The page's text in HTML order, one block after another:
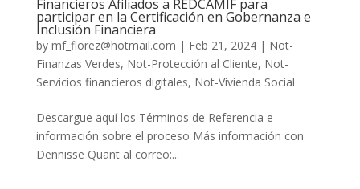
Financieros Afiliados a REDCAMIF para
participar en la Certificación en Gobernanza e
Inclusión Financiera
by mf_florez@hotmail.com | Feb 21, 2024| Not-
Finanzas Verdes, Not-Protección al Cliente, Not-
Servicios financieros digitales, Not-Vivienda Social
Descargue aquí los Términos de Referencia e
información sobre el proceso Más información con
Dennisse Quant al correo:...